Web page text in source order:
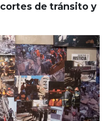
de tránsito y